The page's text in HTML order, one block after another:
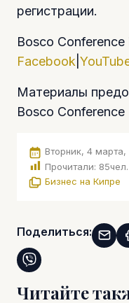
регистрации.
Bosco Conference
Facebook
Материалы
Bosco Conference
Вторник, 4
Прочитали: 85чел.
Бизнес на Кипре
Поделиться:
Читайте